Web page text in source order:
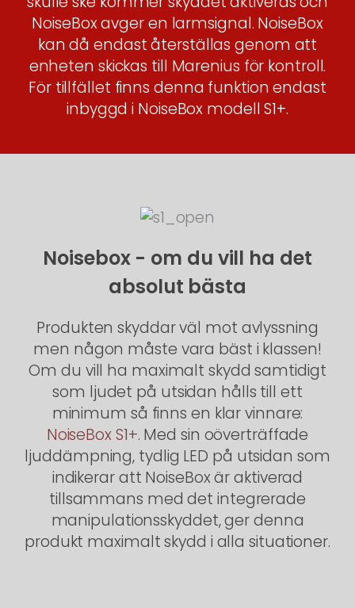
NoiseBox avger en larmsignal. NoiseBox
kan då endast återställas genom att
enheten skickas till Marenius för kontroll.
För tillfället finns denna funktion endast
inbyggd i NoiseBox modell S1+.
Noisebox - om du vill ha det
absolut bästa
Produkten skyddar väl mot avlyssning
men någon måste vara bäst i klassen!
Om du vill ha maximalt skydd samtidigt
som ljudet på utsidan hålls till ett
minimum så finns en klar vinnare:
NoiseBox S1+. Med sin oöverträffade
ljuddämpning, tydlig LED på utsidan som
indikerar att NoiseBox är aktiverad
tillsammans med det integrerade
manipulationsskyddet, ger denna
produkt maximalt skydd i alla situationer.